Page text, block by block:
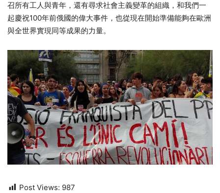
召所有工人與青年，還有尋求社會主義變革的組織，和我們一
起慶祝100年前俄國的偉大事件，也從現在開始準備能夠在歐洲
與全世界實現同等成果的力量。
Post Views: 987